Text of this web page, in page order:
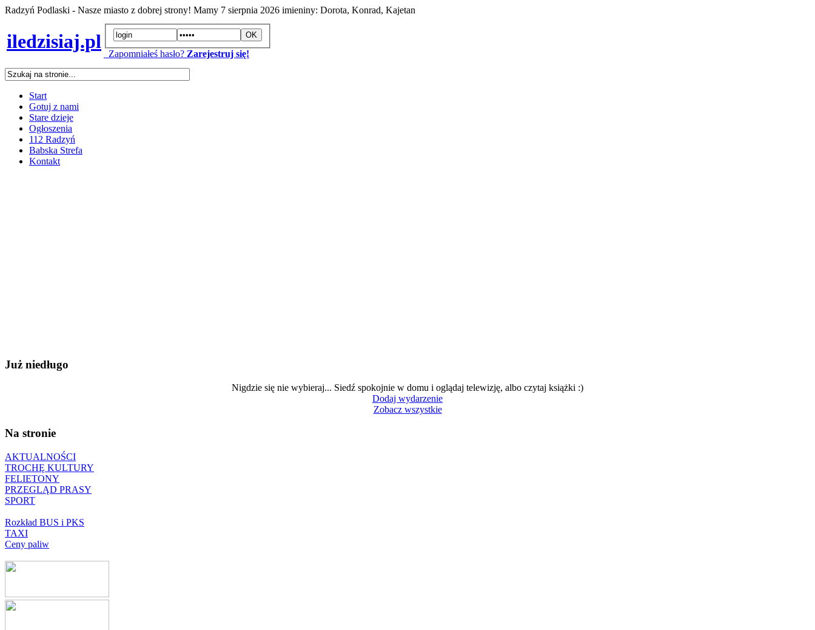
Radzyń Podlaski - Nasze miasto z dobrej strony! Mamy 7 sierpnia 2026 imieniny: Dorota, Konrad, Kajetan
iledzisiaj.pl
Zapomniałeś hasło? Zarejestruj się!
Start
Gotuj z nami
Stare dzieje
Ogłoszenia
112 Radzyń
Babska Strefa
Kontakt
Już niedługo
Nigdzie się nie wybieraj... Siedź spokojnie w domu i oglądaj telewizję, albo czytaj książki :)
Dodaj wydarzenie
Zobacz wszystkie
Na stronie
AKTUALNOŚCI
TROCHĘ KULTURY
FELIETONY
PRZEGLĄD PRASY
SPORT
Rozkład BUS i PKS
TAXI
Ceny paliw